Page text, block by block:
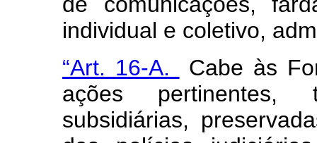
individual e coletivo,
“Art. 16-A.
Cabe às
ações pertinentes,
subsidiárias,